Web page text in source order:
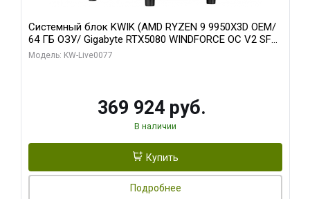
Системный блок KWIK (AMD RYZEN 9 9950X3D OEM/
64 ГБ ОЗУ/ Gigabyte RTX5080 WINDFORCE OC V2 SFF
16GB GDDR7 256b/ 960 ГБ SSD)
Модель: KW-Live0077
369 924 руб.
В наличии
Купить
Подробнее